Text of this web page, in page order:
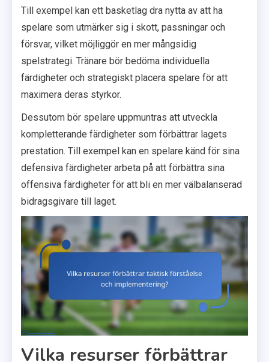
Till exempel kan ett basketlag dra nytta av att ha
spelare som utmärker sig i skott, passningar och
försvar, vilket möjliggör en mer mångsidig
spelstrategi. Tränare bör bedöma individuella
färdigheter och strategiskt placera spelare för att
maximera deras styrkor.
Dessutom bör spelare uppmuntras att utveckla
kompletterande färdigheter som förbättrar lagets
prestation. Till exempel kan en spelare känd för sina
defensiva färdigheter arbeta på att förbättra sina
offensiva färdigheter för att bli en mer välbalanserad
bidragsgivare till laget.
Vilka resurser förbättrar